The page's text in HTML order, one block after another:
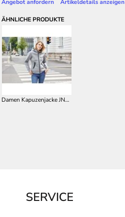
Angebot anfordern Artikeldetails anzeigen
ÄHNLICHE PRODUKTE
Damen Kapuzenjacke JN1143
SERVICE